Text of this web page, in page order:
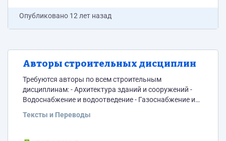
Опубликовано 12 лет назад
Авторы строительных дисциплин
Требуются авторы по всем строительным
дисциплинам: - Архитектура зданий и сооружений -
Водоснабжение и водоотведение - Газоснабжение и
Механика грунтов - Основания и фундаменты -
Тексты и Переводы